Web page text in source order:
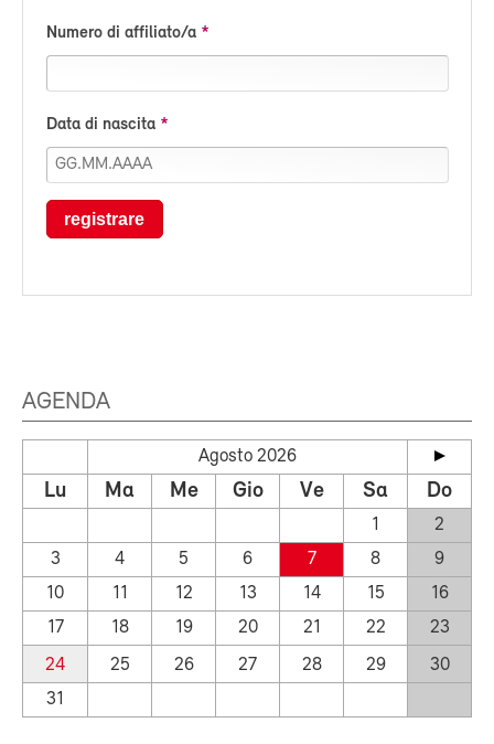
Numero di affiliato/a
Data di nascita
registrare
AGENDA
Agosto 2026
Lu Ma Me Gio Ve Sa Do
1
2
3
4 5 6 7 8
9
10
11 12 13 14 15
16
17
18 19 20 21 22
23
24
25 26 27 28 29
30
31